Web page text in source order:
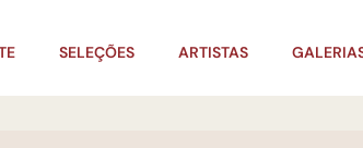
SELEÇÕES ARTISTAS